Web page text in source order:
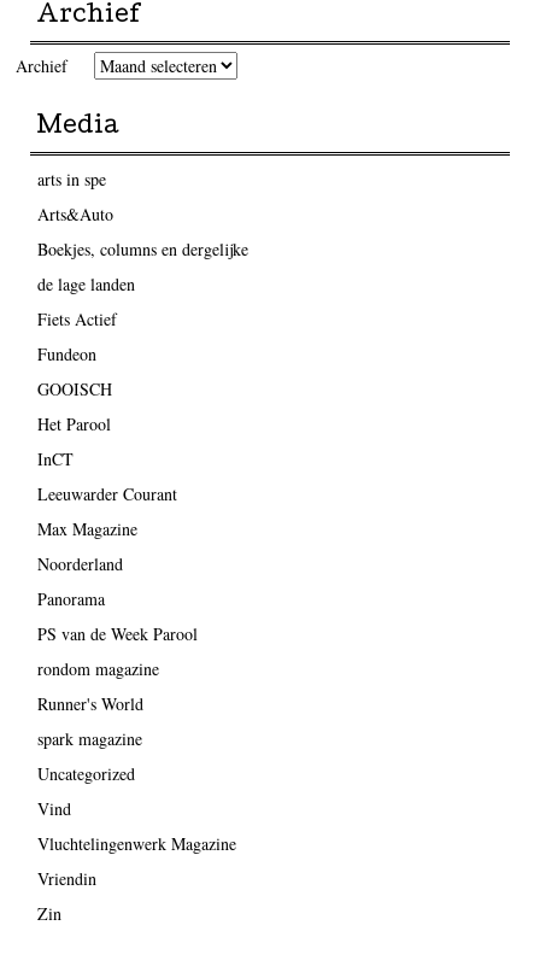
Archief
Archief
Media
arts in spe
Arts&Auto
Boekjes, columns en dergelijke
de lage landen
Fiets Actief
Fundeon
GOOISCH
Het Parool
InCT
Leeuwarder Courant
Max Magazine
Noorderland
Panorama
PS van de Week Parool
rondom magazine
Runner's World
spark magazine
Uncategorized
Vind
Vluchtelingenwerk Magazine
Vriendin
Zin